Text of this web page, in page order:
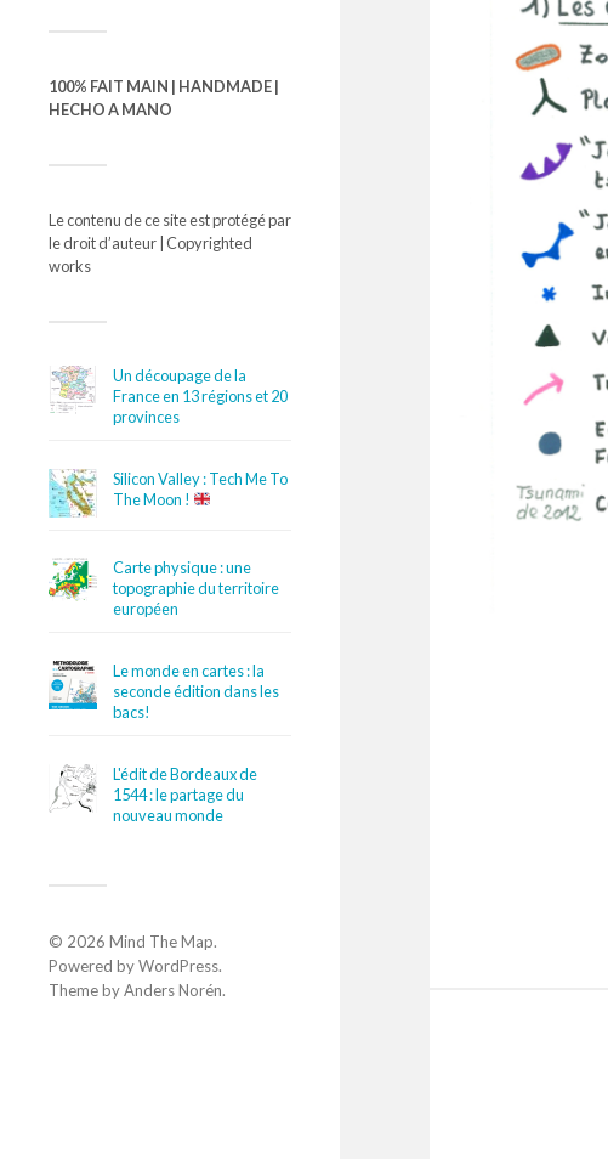
100% FAIT MAIN | HANDMADE |
HECHO A MANO
Le contenu de ce site est protégé par
le droit d’auteur | Copyrighted
works
Un découpage de la
France en 13 régions et 20
provinces
Silicon Valley : Tech Me To
The Moon !
Carte physique : une
topographie du territoire
européen
Le monde en cartes : la
seconde édition dans les
bacs!
L'édit de Bordeaux de
1544 : le partage du
nouveau monde
© 2026 Mind The Map.
Powered byWordPress.
Theme byAnders Norén.